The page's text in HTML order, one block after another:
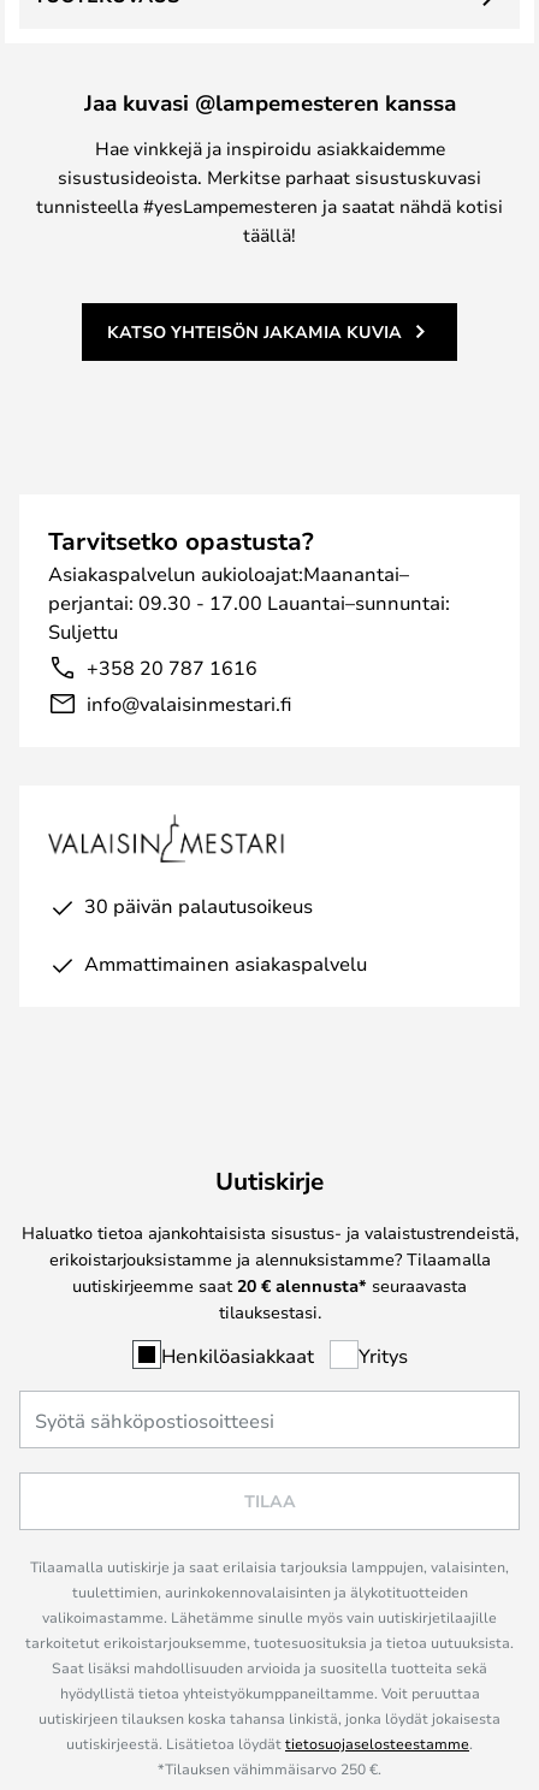
Jaa kuvasi @lampemesteren kanssa
Hae vinkkejä ja inspiroidu asiakkaidemme
sisustusideoista. Merkitse parhaat sisustuskuvasi
tunnisteella #yesLampemesteren ja saatat nähdä kotisi
täällä!
KATSO YHTEISÖN JAKAMIA KUVIA
Tarvitsetko opastusta?
Asiakaspalvelun aukioloajat:Maanantai–
perjantai: 09.30 - 17.00 Lauantai–sunnuntai:
Suljettu
+358 20 787 1616
info@valaisinmestari.fi
30 päivän palautusoikeus
Ammattimainen asiakaspalvelu
Uutiskirje
Haluatko tietoa ajankohtaisista sisustus- ja valaistustrendeistä,
erikoistarjouksistamme ja alennuksistamme? Tilaamalla
uutiskirjeemme saat 20 € alennusta* seuraavasta
tilauksestasi.
Henkilöasiakkaat Yritys
TILAA
Tilaamalla uutiskirje ja saat erilaisia tarjouksia lamppujen, valaisinten,
tuulettimien, aurinkokennovalaisinten ja älykotituotteiden
valikoimastamme. Lähetämme sinulle myös vain uutiskirjetilaajille
tarkoitetut erikoistarjouksemme, tuotesuosituksia ja tietoa uutuuksista.
Saat lisäksi mahdollisuuden arvioida ja suositella tuotteita sekä
hyödyllistä tietoa yhteistyökumppaneiltamme. Voit peruuttaa
uutiskirjeen tilauksen koska tahansa linkistä, jonka löydät jokaisesta
uutiskirjeestä. Lisätietoa löydättietosuojaselosteestamme.
*Tilauksen vähimmäisarvo 250 €.